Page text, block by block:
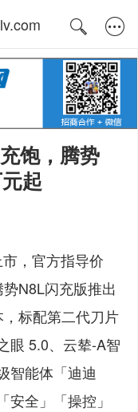
饱，腾势
起
，官方指导价
N8L闪充版推出
标配第二代刀片
眼 5.0、云辇-A智
智能体「迪迪
全」「操控」